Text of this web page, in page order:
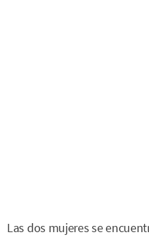
Las dos mujeres se